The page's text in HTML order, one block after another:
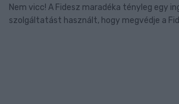
Nem vicc! A Fidesz maradéka tényleg egy
szolgáltatást használt, hogy megvédje a